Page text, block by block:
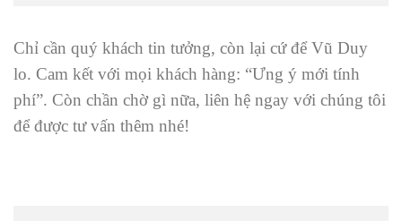
Chỉ cần quý khách tin tưởng, còn lại cứ để Vũ Duy
lo. Cam kết với mọi khách hàng: “Ưng ý mới tính
phí”. Còn chần chờ gì nữa, liên hệ ngay với chúng tôi
để được tư vấn thêm nhé!